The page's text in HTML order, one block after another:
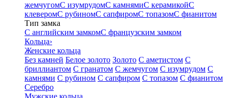
жемчугомС изумрудомС камнямиС керамикойС
клеверомС рубиномС сапфиромС топазомС фианитом
Тип замка
С английским замкомС французским замком
Кольца›
Женские кольца
Без камней Белое золото Золото С аметистом С
бриллиантом С гранатом С жемчугом С изумрудом С
камнями С рубином С сапфиром С топазом С фианитом
Серебро